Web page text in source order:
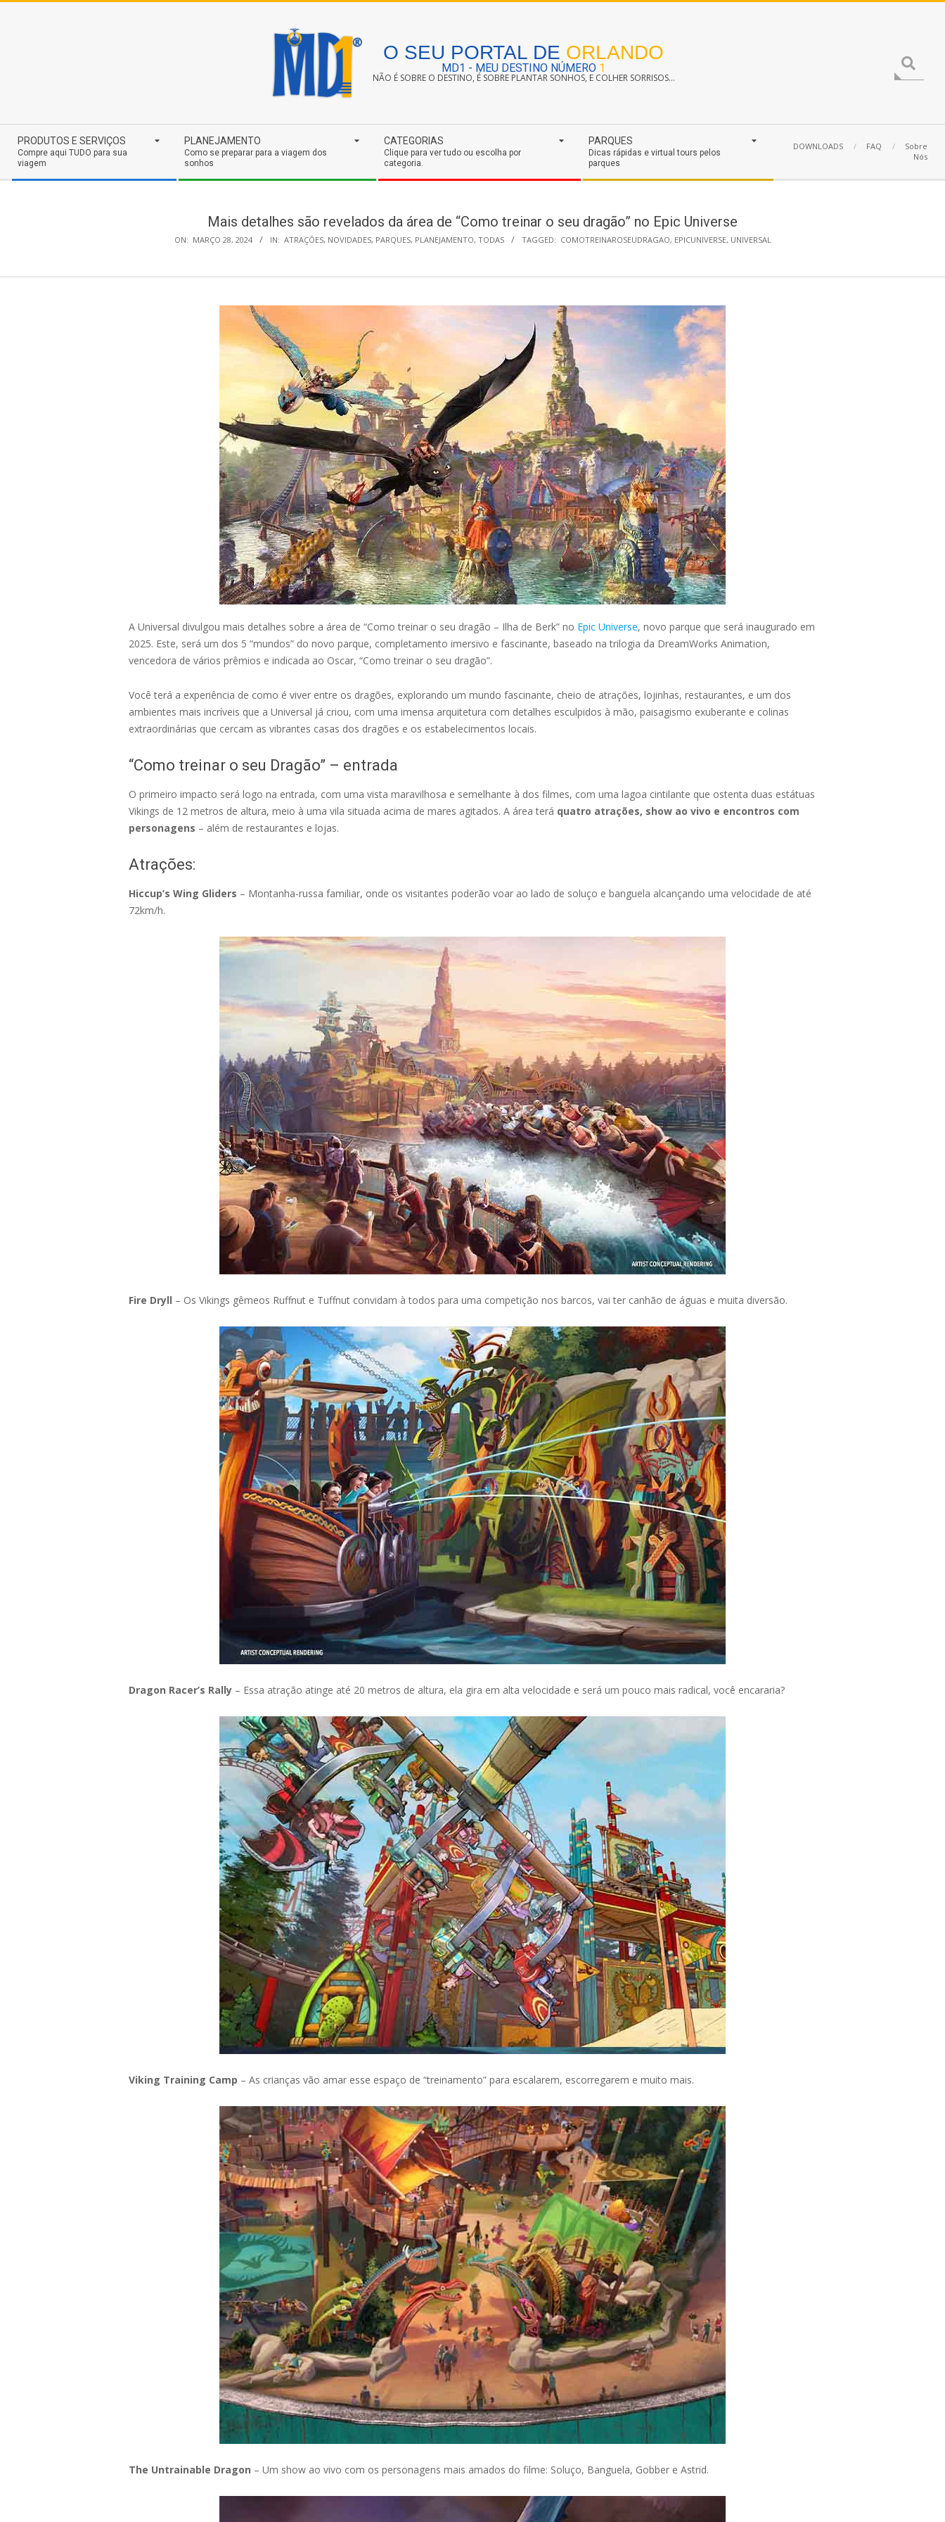
O SEU PORTAL DE ORLANDO
MD1 - MEU DESTINO NÚMERO 1
NÃO É SOBRE O DESTINO, É SOBRE PLANTAR SONHOS, E COLHER SORRISOS...
Navigation
Menu
PRODUTOS E SERVIÇOS
Compre aqui TUDO para sua
viagem
PLANEJAMENTO
Como se preparar para a viagem dos
sonhos
CATEGORIAS
Clique para ver tudo ou escolha por
categoria.
PARQUES
Dicas rápidas e virtual tours pelos
parques
DOWNLOADS FAQ
Sobre
Nós
Mais detalhes são revelados da área de “Como treinar o seu dragão” no Epic Universe
ON: MARÇO 28, 2024 IN: ATRAÇÕES, NOVIDADES, PARQUES, PLANEJAMENTO, TODAS TAGGED: COMOTREINAROSEUDRAGAO, EPICUNIVERSE, UNIVERSAL
A Universal divulgou mais detalhes sobre a área de “Como treinar o seu dragão – Ilha de Berk” no Epic Universe, novo parque que será inaugurado em
2025. Este, será um dos 5 “mundos” do novo parque, completamento imersivo e fascinante, baseado na trilogia da DreamWorks Animation,
vencedora de vários prêmios e indicada ao Oscar, “Como treinar o seu dragão”.
Você terá a experiência de como é viver entre os dragões, explorando um mundo fascinante, cheio de atrações, lojinhas, restaurantes, e um dos
ambientes mais incríveis que a Universal já criou, com uma imensa arquitetura com detalhes esculpidos à mão, paisagismo exuberante e colinas
extraordinárias que cercam as vibrantes casas dos dragões e os estabelecimentos locais.
“Como treinar o seu Dragão” – entrada
O primeiro impacto será logo na entrada, com uma vista maravilhosa e semelhante à dos filmes, com uma lagoa cintilante que ostenta duas estátuas
Vikings de 12 metros de altura, meio à uma vila situada acima de mares agitados. A área terá quatro atrações, show ao vivo e encontros com
personagens – além de restaurantes e lojas.
Atrações:
Hiccup’s Wing Gliders – Montanha-russa familiar, onde os visitantes poderão voar ao lado de soluço e banguela alcançando uma velocidade de até
72km/h.
Fire Dryll – Os Vikings gêmeos Ruffnut e Tuffnut convidam à todos para uma competição nos barcos, vai ter canhão de águas e muita diversão.
Dragon Racer’s Rally – Essa atração atinge até 20 metros de altura, ela gira em alta velocidade e será um pouco mais radical, você encararia?
Viking Training Camp – As crianças vão amar esse espaço de “treinamento” para escalarem, escorregarem e muito mais.
The Untrainable Dragon – Um show ao vivo com os personagens mais amados do filme: Soluço, Banguela, Gobber e Astrid.